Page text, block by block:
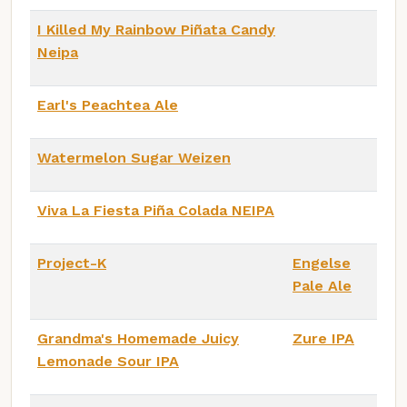
I Killed My Rainbow Piñata Candy
Neipa
Earl's Peachtea Ale
Watermelon Sugar Weizen
Viva La Fiesta Piña Colada NEIPA
Project-K
Engelse
Pale Ale
Grandma's Homemade Juicy
Lemonade Sour IPA
Zure IPA